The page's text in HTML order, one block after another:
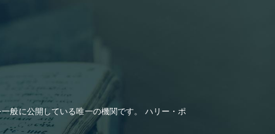
般に公開している唯一の機関です。 ハリー・ポ